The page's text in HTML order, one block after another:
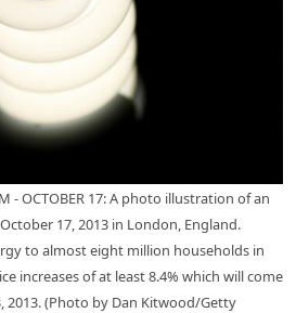
- OCTOBER 17: A photo illustration of an
17, 2013 in London, England.
to almost eight million households in
increases of at least 8.4% which will come
2013. (Photo by Dan Kitwood/Getty